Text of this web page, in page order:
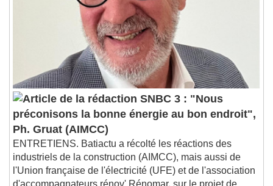
SNBC 3 : "Nous
préconisons la bonne énergie au bon endroit",
Ph. Gruat (AIMCC)
ENTRETIENS. Batiactu a récolté les réactions des
industriels de la construction (AIMCC), mais aussi de
l'Union française de l'électricité (UFE) et de l'association